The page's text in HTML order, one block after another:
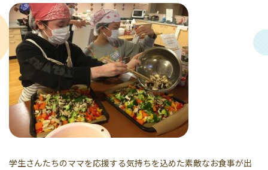
学生さんたちのママを応援する気持ちを込めた素敵なお食事が出